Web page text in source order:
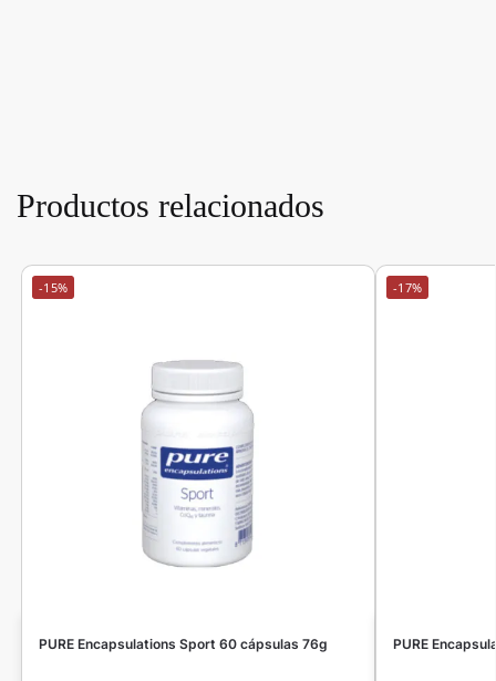
Productos relacionados
-15%
PURE Encapsulations Sport 60 cápsulas 76g
-17%
PURE